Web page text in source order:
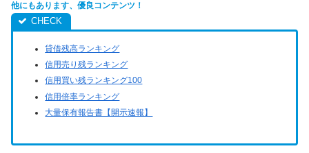
他にもあります、優良コンテンツ！
貸借残高ランキング
信用売り残ランキング
信用買い残ランキング100
信用倍率ランキング
大量保有報告書【開示速報】